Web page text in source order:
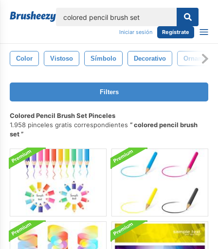
Iniciar sesión Regístrate
Color Vistoso Símbolo Decorativo Ornamento
Filters
Colored Pencil Brush Set Pinceles
1.958 pinceles gratis correspondientes
colored pencil brush
set